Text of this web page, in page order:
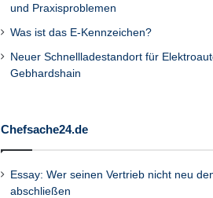
und Praxisproblemen
Was ist das E-Kennzeichen?
Neuer Schnellladestandort für
Gebhardshain
Chefsache24.de
Essay: Wer seinen Vertrieb nicht neu
abschließen